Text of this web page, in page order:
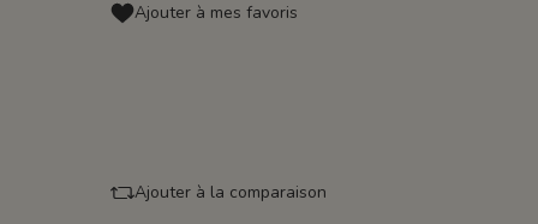
Ajouter à mes favoris
Ajouter à la comparaison